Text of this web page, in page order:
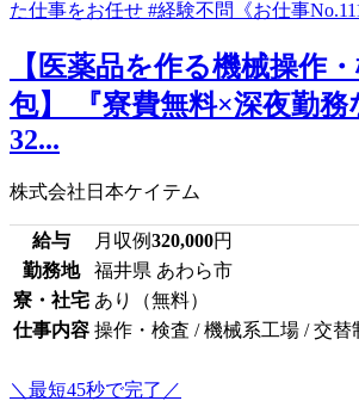
【医薬品を作る機械操作
包】 『寮費無料×深夜勤
32...
株式会社日本ケイテム
給与 月収例320,000円
勤務地
福井県 あわら市
寮・社宅 あり（無料）
仕事内容 操作・検査 / 機械系工場 / 交替
＼最短45秒で完了／